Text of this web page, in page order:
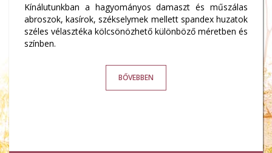
Kínálutunkban a hagyományos damaszt és műszálas
abroszok, kasírok, székselymek mellett spandex huzatok
széles vélasztéka kölcsönözhető különböző méretben és
színben.
BŐVEBBEN